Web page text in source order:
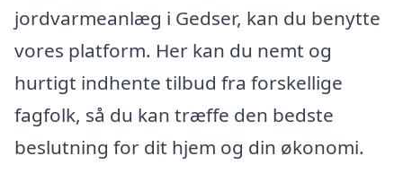
jordvarmeanlæg i Gedser, kan du benytte
vores platform. Her kan du nemt og
hurtigt indhente tilbud fra forskellige
fagfolk, så du kan træffe den bedste
beslutning for dit hjem og din økonomi.